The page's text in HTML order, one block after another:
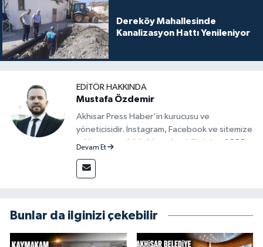
Dereköy Mahallesinde
Kanalizasyon Hattı Yenileniyor
EDITÖR HAKKINDA
Mustafa Özdemir
Akhisar Press Haber'in kurucusu ve
yöneticisidir. İnstagram, Facebook ve sitemize
reklam vermek için bize ulaşabilirsiniz - 0555
Devam Et
Bunlar da ilginizi çekebilir